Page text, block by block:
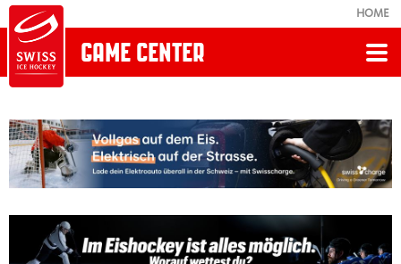
HOME
GAME CENTER
Spiele Heute
Sky Swiss League